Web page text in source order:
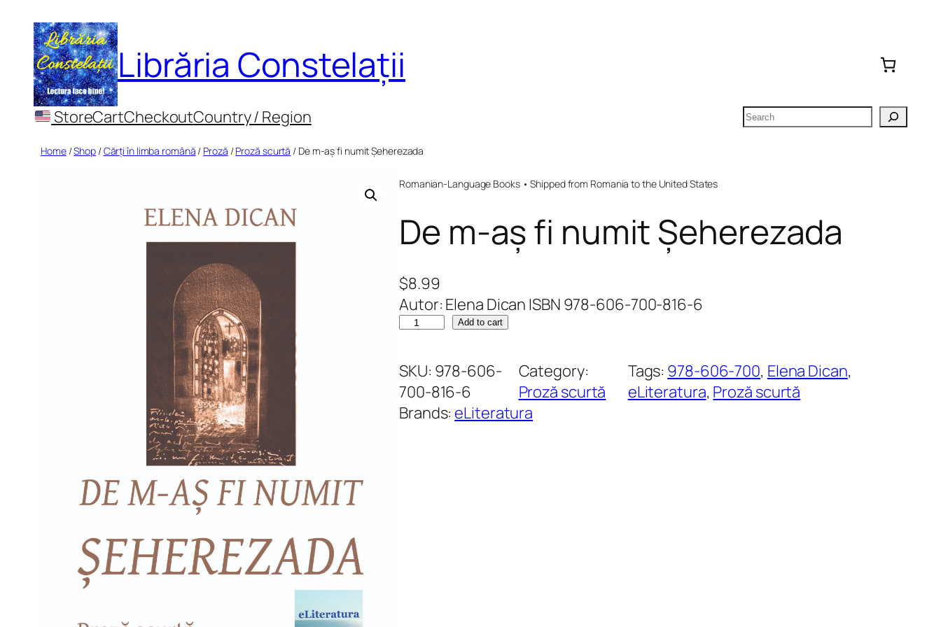
content
Librăria Constelații
StoreCartCheckoutCountry / Region Search
Home/Shop/Cărți în limba română / Proză /Proză scurtă / De m-aș fi numit Șeherezada
Romanian-Language Books • Shipped from Romania to the United States
De m-aș fi numit Șeherezada
$8.99
Autor: Elena Dican ISBN 978-606-700-816-6
D
m
-
a
Add to cart
SKU: 978-606-
700-816-6
Category:
Proză scurtă
Tags: 978-606-700, Elena Dican
eLiteratura, Proză scurtă
Brands: eLiteratura